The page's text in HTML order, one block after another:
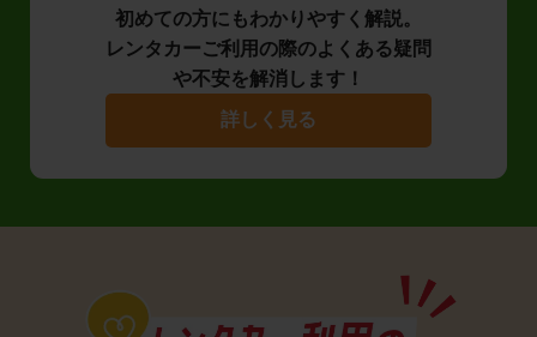
初めての方にもわかりやすく解説。
レンタカーご利用の際のよくある疑問
や不安を解消します！
詳しく見る